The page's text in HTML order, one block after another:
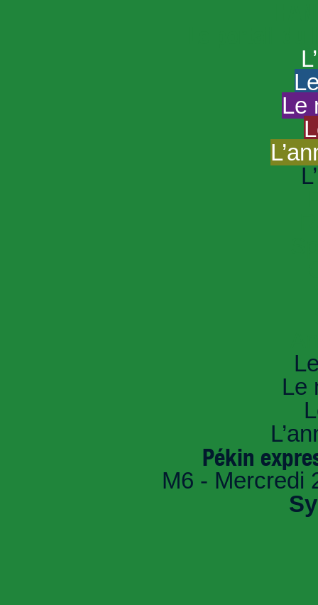
Le
Le
Pékin
M6 - Mercredi